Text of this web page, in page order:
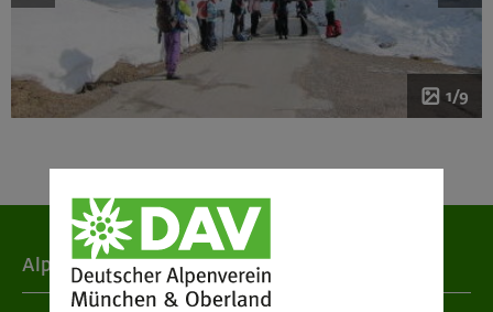
1/9
Alpenverein